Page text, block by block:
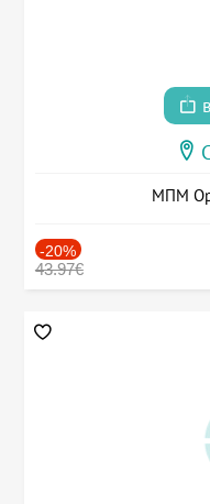
МПМ
-20%
43.97€